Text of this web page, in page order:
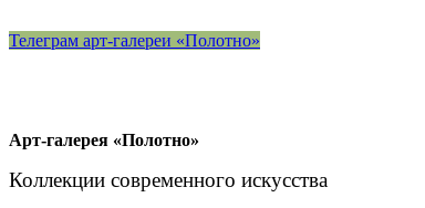
Телеграм арт-галереи «Полотно»
Арт-галерея «Полотно»
Коллекции современного искусства